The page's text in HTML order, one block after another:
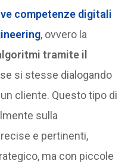
competenze digitali
, ovvero la
tramite il
si stesse dialogando
cliente. Questo tipo di
sulla
e pertinenti,
ma con piccole